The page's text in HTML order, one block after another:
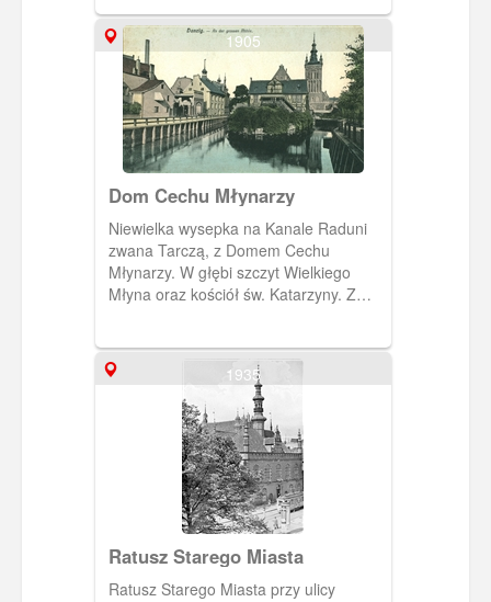
Wielki Młyn. W tle widoczny zbiornik
gazu przy ul. Wałowej. Autor: Marek
Kaliszczak
1905
Dom Cechu Młynarzy
Niewielka wysepka na Kanale Raduni
zwana Tarczą, z Domem Cechu
Młynarzy. W głębi szczyt Wielkiego
Młyna oraz kościół św. Katarzyny. Z
widoczne hełmy Szkoły
Dokształcającej, współcześnie
znajdziemy tu Plac Heweliusza.
1935
Ratusz Starego Miasta
Ratusz Starego Miasta przy ulicy